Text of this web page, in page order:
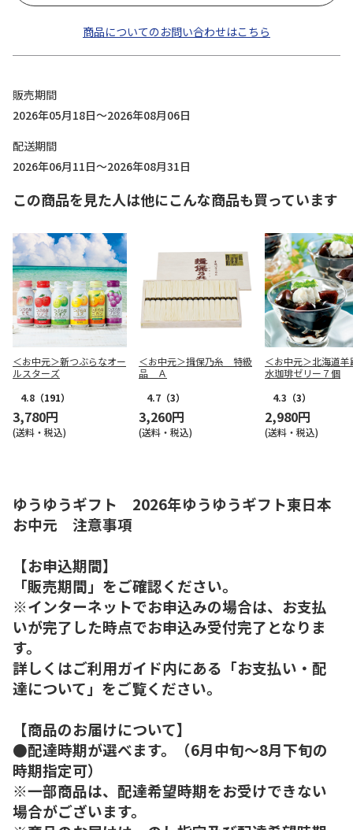
商品についてのお問い合わせはこちら
販売期間
2026年05月18日～2026年08月06日
配送期間
2026年06月11日～2026年08月31日
この商品を見た人は他にこんな商品も買っています
＜お中元＞新つぶらなオー
ルスターズ
4.8 （191）
3,780円
(送料・税込)
＜お中元＞揖保乃糸 特級
品 Ａ
4.7 （3）
3,260円
(送料・税込)
＜お中元＞北海道羊
水珈琲ゼリー７個
4.3 （3）
2,980円
(送料・税込)
ゆうゆうギフト 2026年ゆうゆうギフト東日本
お中元 注意事項
【お申込期間】
「販売期間」をご確認ください。
※インターネットでお申込みの場合は、お支払
いが完了した時点でお申込み受付完了となりま
す。
詳しくはご利用ガイド内にある「お支払い・配
達について」をご覧ください。
【商品のお届けについて】
●配達時期が選べます。（6月中旬～8月下旬の
時期指定可）
※一部商品は、配達希望時期をお受けできない
場合がございます。